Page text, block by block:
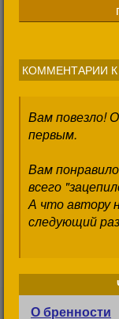
КОММЕНТАРИИ
Вам повезло!
первым.
Вам
всего
А что автору
следующий
О бренности